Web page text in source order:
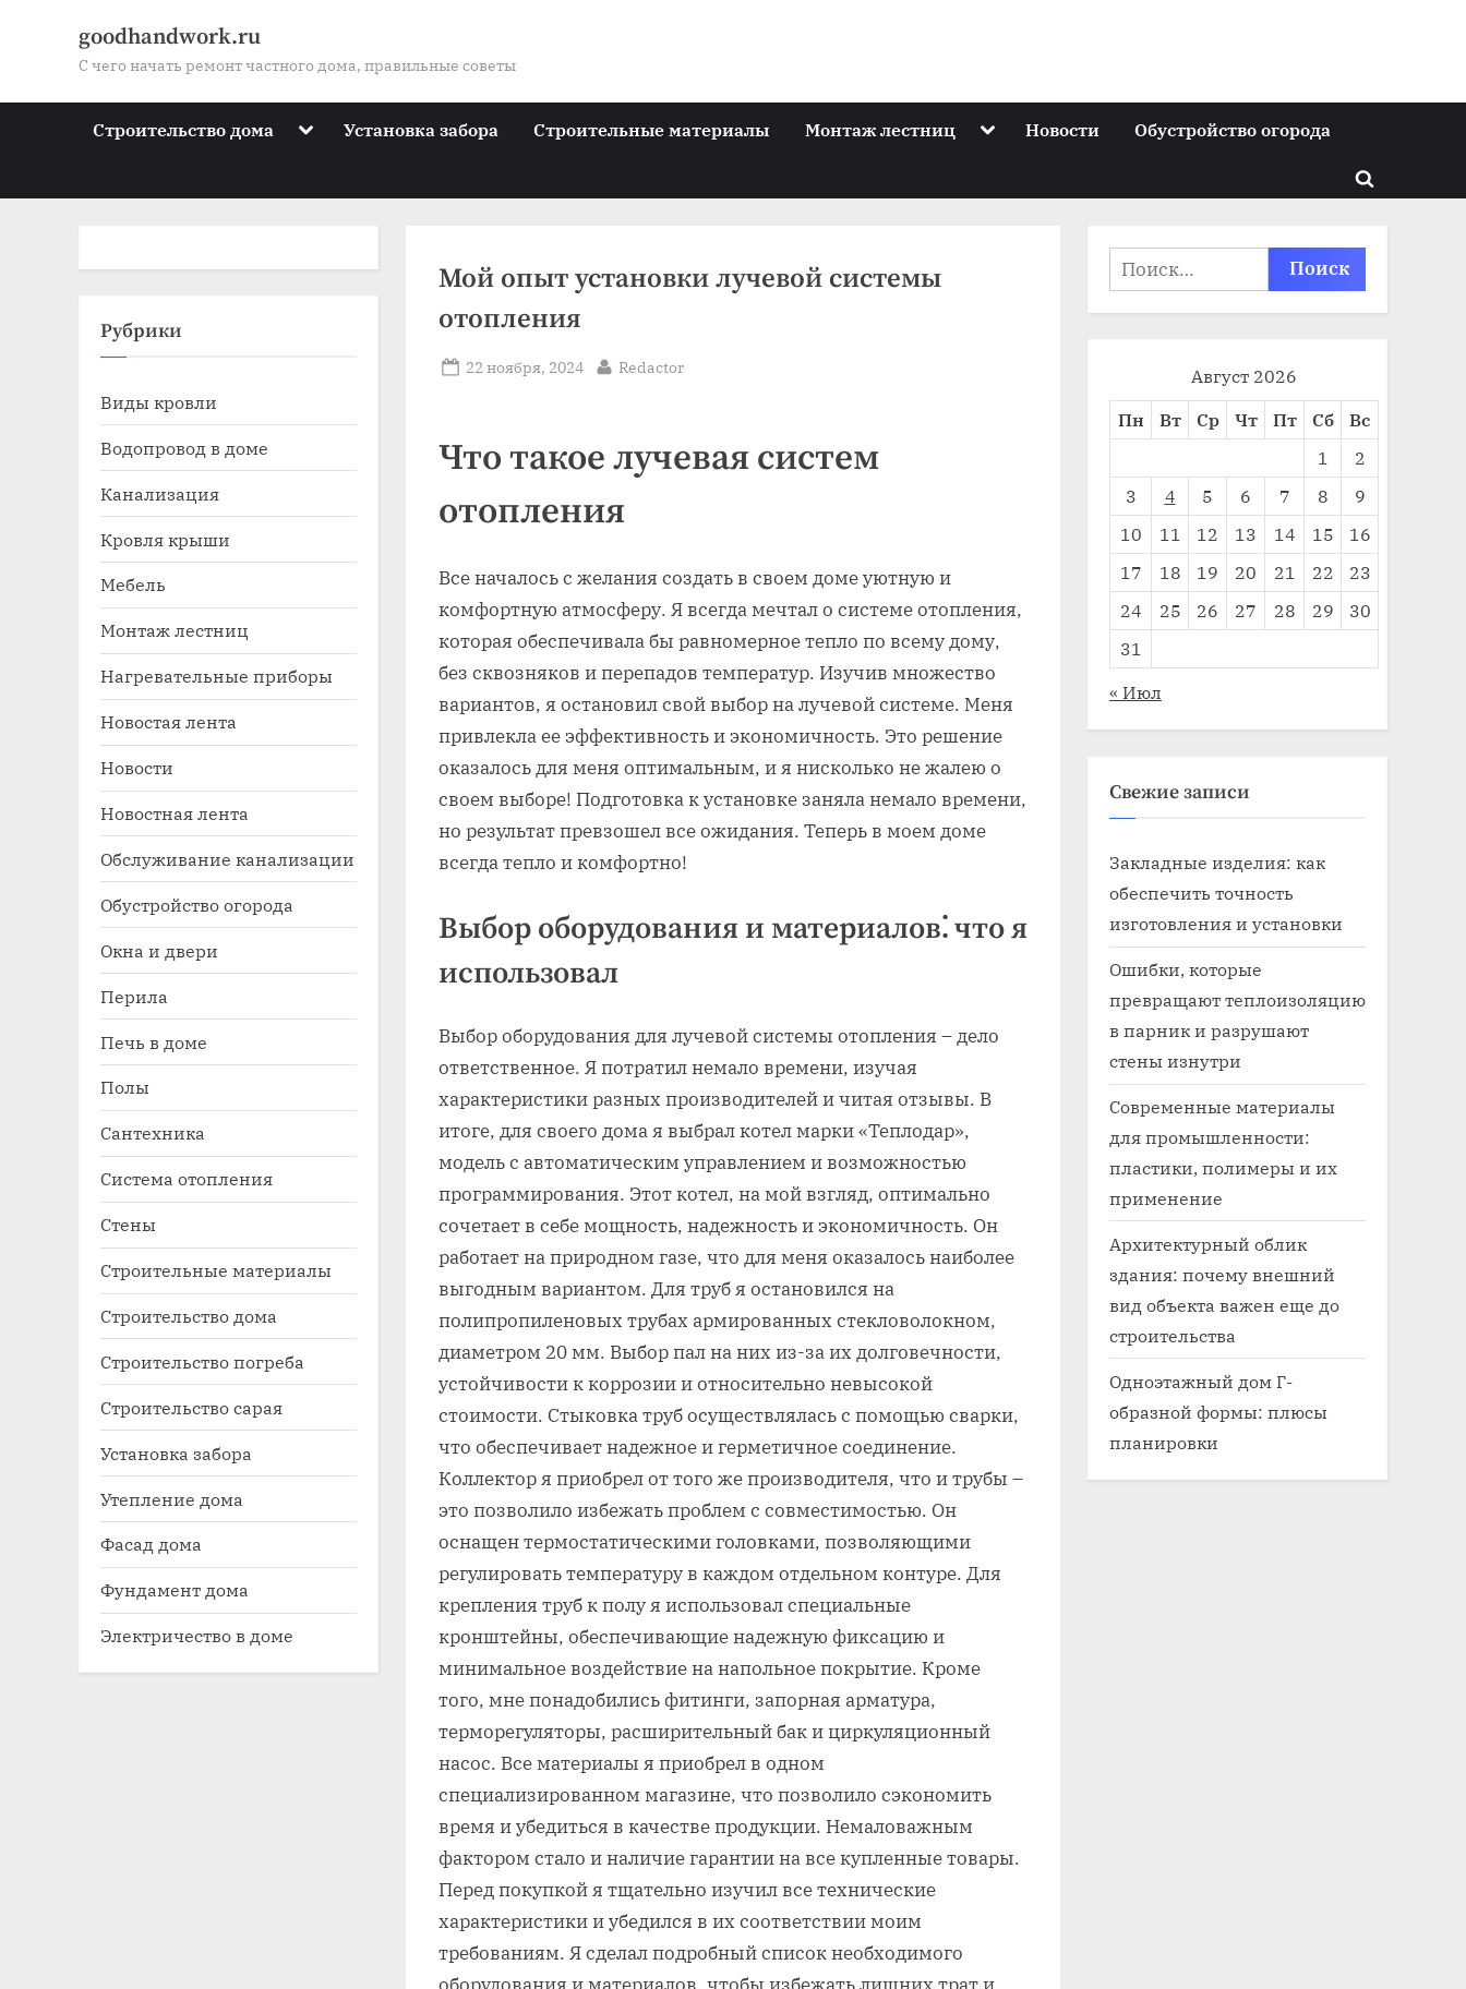
goodhandwork.ru
С чего начать ремонт частного дома, правильные советы
Строительство дома Toggle
menu
sub-
Установка забора Строительные материалы Монтаж лестниц ToggleНовости Обустройство огорода
Toggle
form
Мой опыт установки лучевой системы
отопления
Posted
22 ноября, 2024 By
Redactor
Что такое лучевая систем
отопления
Все началось с желания создать в своем доме уютную и
комфортную атмосферу. Я всегда мечтал о системе отопления‚
которая обеспечивала бы равномерное тепло по всему дому‚
без сквозняков и перепадов температур. Изучив множество
вариантов‚ я остановил свой выбор на лучевой системе. Меня
привлекла ее эффективность и экономичность. Это решение
оказалось для меня оптимальным‚ и я нисколько не жалею о
своем выборе! Подготовка к установке заняла немало времени‚
но результат превзошел все ожидания. Теперь в моем доме
всегда тепло и комфортно!
Выбор оборудования и материалов⁚ что я
использовал
Выбор оборудования для лучевой системы отопления – дело
ответственное. Я потратил немало времени‚ изучая
характеристики разных производителей и читая отзывы. В
итоге‚ для своего дома я выбрал котел марки «Теплодар»‚
модель с автоматическим управлением и возможностью
программирования. Этот котел‚ на мой взгляд‚ оптимально
сочетает в себе мощность‚ надежность и экономичность. Он
работает на природном газе‚ что для меня оказалось наиболее
выгодным вариантом. Для труб я остановился на
полипропиленовых трубах армированных стекловолокном‚
диаметром 20 мм. Выбор пал на них из-за их долговечности‚
устойчивости к коррозии и относительно невысокой
стоимости. Стыковка труб осуществлялась с помощью сварки‚
что обеспечивает надежное и герметичное соединение.
Коллектор я приобрел от того же производителя‚ что и трубы –
это позволило избежать проблем с совместимостью. Он
оснащен термостатическими головками‚ позволяющими
регулировать температуру в каждом отдельном контуре. Для
крепления труб к полу я использовал специальные
кронштейны‚ обеспечивающие надежную фиксацию и
минимальное воздействие на напольное покрытие. Кроме
того‚ мне понадобились фитинги‚ запорная арматура‚
терморегуляторы‚ расширительный бак и циркуляционный
насос. Все материалы я приобрел в одном
специализированном магазине‚ что позволило сэкономить
время и убедиться в качестве продукции. Немаловажным
фактором стало и наличие гарантии на все купленные товары.
Перед покупкой я тщательно изучил все технические
характеристики и убедился в их соответствии моим
требованиям. Я сделал подробный список необходимого
Рубрики
Виды кровли
Водопровод в доме
Канализация
Кровля крыши
Мебель
Монтаж лестниц
Нагревательные приборы
Новостая лента
Новости
Новостная лента
Обслуживание канализации
Обустройство огорода
Окна и двери
Перила
Печь в доме
Полы
Сантехника
Система отопления
Стены
Строительные материалы
Строительство дома
Строительство погреба
Строительство сарая
Установка забора
Утепление дома
Фасад дома
Фундамент дома
Электричество в доме
Найти:
Август 2026
Пн
Вт Ср Чт Пт Сб
Вс
1
2
3
4 5 6 7 8
9
10
11 12 13 14 15
16
17
18 19 20 21 22
23
24
25 26 27 28 29
30
31
« Июл
Свежие записи
Закладные изделия: как
обеспечить точность
изготовления и установки
Ошибки, которые
превращают теплоизоляцию
в парник и разрушают
стены изнутри
Современные материалы
для промышленности:
пластики, полимеры и их
применение
Архитектурный облик
здания: почему внешний
вид объекта важен еще до
строительства
Одноэтажный дом Г-
образной формы: плюсы
планировки